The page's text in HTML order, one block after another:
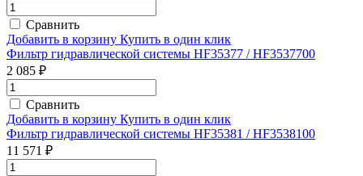
Сравнить
Добавить в корзину Купить в один клик
Фильтр гидравлической системы HF35377 / HF3537700
2 085 ₽
Сравнить
Добавить в корзину Купить в один клик
Фильтр гидравлической системы HF35381 / HF3538100
11 571 ₽